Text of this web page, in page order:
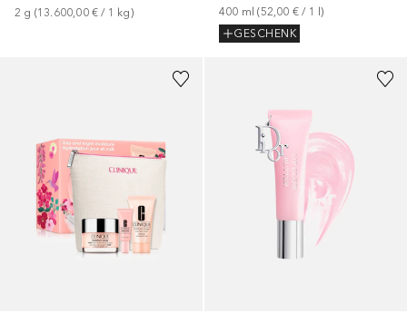
2 g (13.600,00 € / 1 kg) 400 ml (52,00 € / 1 l)
GESCHENK
+4